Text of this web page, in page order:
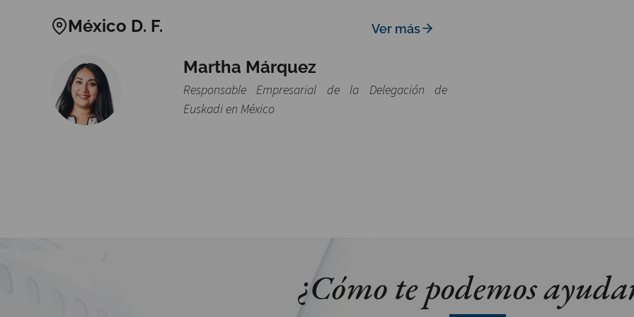
México D. F. Ver más
Martha Márquez
Responsable Empresarial de la Delegación de
Euskadi en México
¿Cómo te podemos